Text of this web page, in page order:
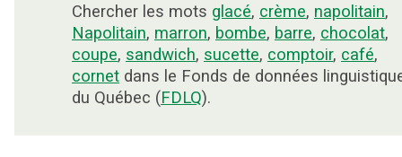
Chercher les mots glacé, crème, napolitain,
Napolitain, marron, bombe, barre, chocolat,
coupe, sandwich, sucette, comptoir, café,
cornet dans le Fonds de données
du Québec (FDLQ).